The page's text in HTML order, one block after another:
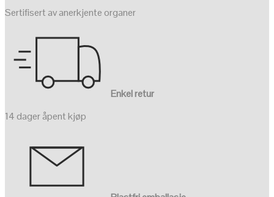
Sertifisert av anerkjente organer
Enkel retur
14 dager åpent kjøp